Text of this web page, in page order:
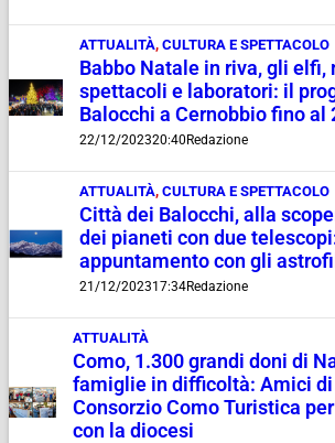
ATTUALITÀ, CULTURA E SPETTACOLO
Babbo Natale in riva, gli elfi,
spettacoli e laboratori: il
Balocchi a Cernobbio fino al
22/12/202320:40Redazione
ATTUALITÀ,CULTURA E SPETTACOLO
Città dei Balocchi, alla
dei pianeti con due
appuntamento con gli
21/12/202317:34Redazione
ATTUALITÀ
Como, 1.300 grandi doni di
famiglie in difficoltà: Amici di
Consorzio Como Turistica
con la diocesi